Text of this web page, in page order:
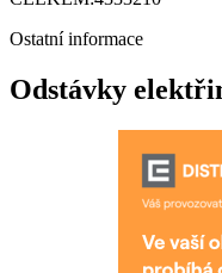
Ostatní informace
Odstávky